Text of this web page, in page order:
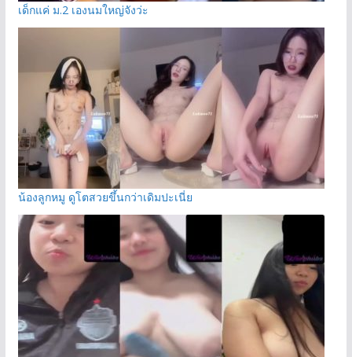
เด็กแค่ ม.2 เองนมใหญ่จังว่ะ
น้องลูกหมู ดูโตสวยขึ้นกว่าเดิมปะเนี่ย